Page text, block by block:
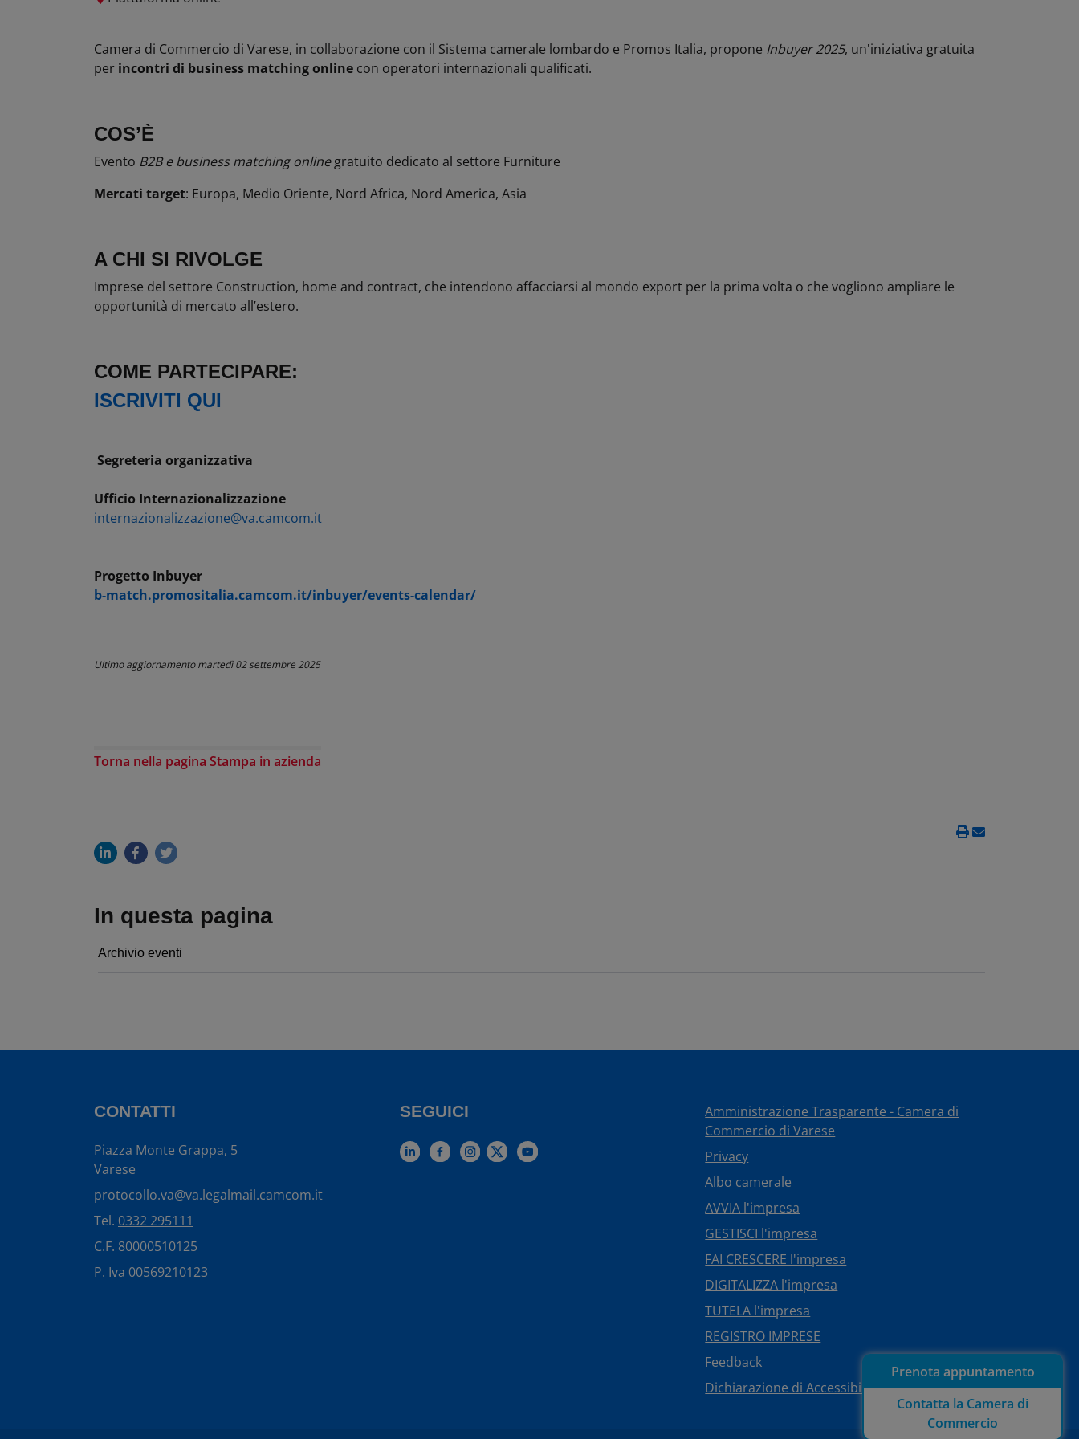
Camera di Commercio di Varese, in collaborazione con il Sistema camerale lombardo e Promos Italia, propone Inbuyer 2025, un'iniziativa gratuita
per incontri di business matchingonline con operatori internazionali qualificati.
COS’È
Evento B2B e business matching onlinegratuito dedicato al settore Furniture
Mercati target: Europa, Medio Oriente, Nord Africa, Nord America, Asia
A CHI SI RIVOLGE
Imprese del settore Construction, home and contract, che intendono affacciarsi al mondo export per la prima volta o che vogliono ampliare le
opportunità di mercato all’estero.
COME PARTECIPARE:
ISCRIVITI QUI
Segreteria organizzativa
Ufficio Internazionalizzazione
internazionalizzazione@va.camcom.it
Progetto Inbuyer
b-match.promositalia.camcom.it/inbuyer/events-calendar/
Ultimo aggiornamentomartedì 02 settembre 2025
Torna nella pagina Stampa in azienda
In questa pagina
Archivio eventi
Prenota appuntamento
Contatta la Camera di
Commercio
CONTATTI
Piazza Monte Grappa, 5
Varese
protocollo.va@va.legalmail.camcom.it
Tel. 0332 295111
C.F. 80000510125
P. Iva 00569210123
SEGUICI
Amministrazione Trasparente - Camera di
Commercio di Varese
Privacy
Albo camerale
AVVIA l'impresa
GESTISCI l'impresa
FAI CRESCERE l'impresa
DIGITALIZZA l'impresa
TUTELA l'impresa
REGISTRO IMPRESE
Feedback
Dichiarazione di Accessibilità